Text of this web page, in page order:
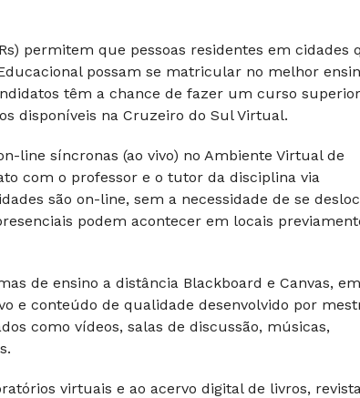
permitem que pessoas residentes em cidades
possam se matricular no melhor
têm a chance de fazer um curso superior
disponíveis na Cruzeiro do Sul Virtual.
line síncronas (ao vivo) no Ambiente Virtual de
com o professor e o tutor da disciplina via
são on-line, sem a necessidade de se
podem acontecer em locais
de ensino a distância Blackboard e Canvas,
e conteúdo de qualidade desenvolvido por
como vídeos, salas de discussão, músicas,
virtuais e ao acervo digital de livros,